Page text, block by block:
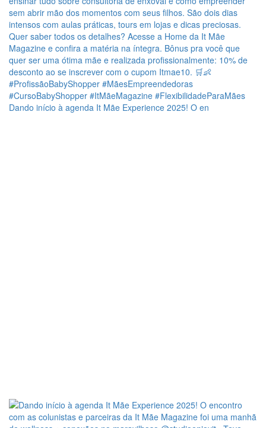
Dando início à agenda It Mãe Experience 2025! O en